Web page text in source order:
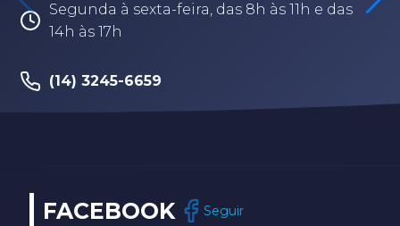
Segunda à sexta-feira, das 8h às 11h e das
14h às 17h
(14) 3245-6659
FACEBOOK Seguir